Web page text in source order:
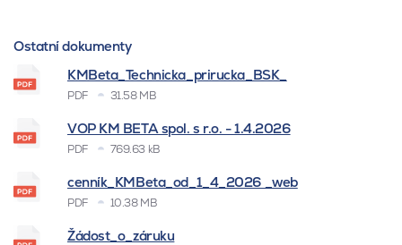
Ostatní dokumenty
KMBeta_Technicka_prirucka_BSK_
PDF 31.58 MB
VOP KM BETA spol. s r.o. - 1.4.2026
PDF 769.63 kB
cenník_KMBeta_od_1_4_2026 _web
PDF 10.38 MB
Žádost_o_záruku